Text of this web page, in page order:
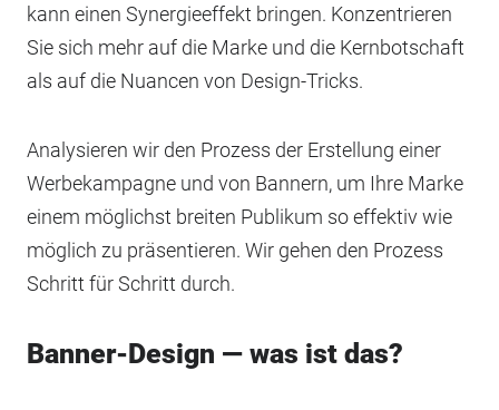
kann einen Synergieeffekt bringen. Konzentrieren
Sie sich mehr auf die Marke und die Kernbotschaft
als auf die Nuancen von Design-Tricks.
Analysieren wir den Prozess der Erstellung einer
Werbekampagne und von Bannern, um Ihre Marke
einem möglichst breiten Publikum so effektiv wie
möglich zu präsentieren. Wir gehen den Prozess
Schritt für Schritt durch.
Banner-Design — was ist das?